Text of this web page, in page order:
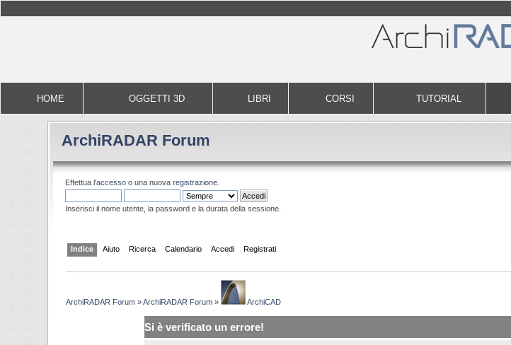
HOME OGGETTI 3D LIBRI CORSI TUTORIAL
ArchiRADAR Forum
Effettua l'accesso o una nuovaregistrazione.
Inserisci il nome utente, la password e la durata della sessione.
Indice Aiuto Ricerca Calendario Accedi Registrati
ArchiRADAR Forum »ArchiRADAR Forum » ArchiCAD
Si è verificato un errore!